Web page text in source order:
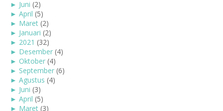
► Juni (2)
► April (5)
► Maret (2)
► Januari (2)
► 2021 (32)
► Desember (4)
► Oktober (4)
► September (6)
► Agustus (4)
► Juni (3)
► April (5)
► Maret (3)